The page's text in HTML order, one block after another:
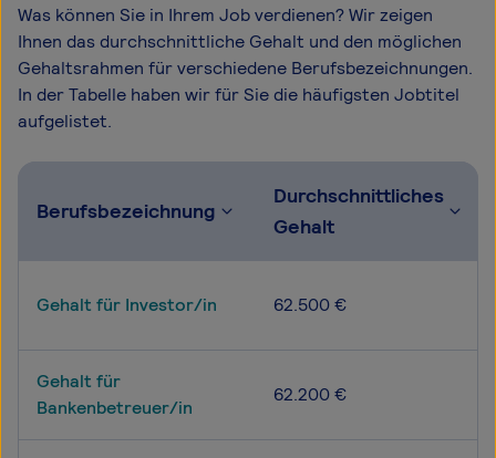
Was können Sie in Ihrem Job verdienen? Wir zeigen
Ihnen das durchschnittliche Gehalt und den möglichen
Gehaltsrahmen für verschiedene Berufsbezeichnungen.
In der Tabelle haben wir für Sie die häufigsten Jobtitel
aufgelistet.
Berufsbezeichnung
Durchschnittliches
Gehalt
Gehalt für Investor/in 62.500 €
Gehalt für
Bankenbetreuer/in
62.200 €